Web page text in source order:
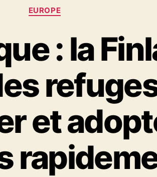
Catégories
EUROPE
: la
et